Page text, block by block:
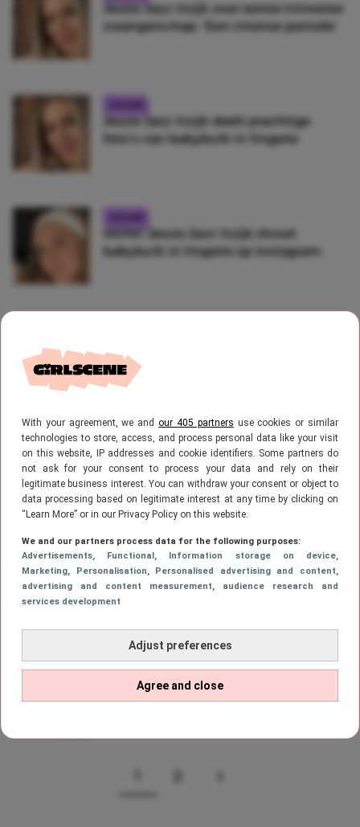
With your agreement, we andour 405 partners use cookies or similar
technologies to store, access, and process personal data like your visit
on this website, IP addresses and cookie identifiers. Some partners do
not ask for your consent to process your data and rely on their
legitimate business interest. You can withdraw your consent or object to
data processing based on legitimate interest at any time by clicking on
“Learn More” or in our Privacy Policy on this website.
We and our partners process data for the following purposes:
Advertisements, Functional , Information storage on device,
Marketing, Personalisation, Personalised advertising and content,
advertising and content measurement, audience research and
services development
Adjust preferences
Agree and close
Jessie Jazz Vuijk over eerste trimester
zwangerschap: ‘Een intense periode’
Jessie Jazz Vuijk deelt prachtige
foto’s van babybuik in lingerie
WOW! Jessie Jazz Vuijk showt
babybuik in lingerie op Instagram
huis van Jessie Jazz Vuijk op Ibiza
CELEBS
Zien! Zwangere Jessie Jazz Vuijk laat
met trots haar babybuik zien
CELEBS
Jessie Jazz en Kaj Gorgels in
verwachting van eerste kindje
CELEBS
Jessie Jazz Vuijk openhartig in
podcast: ‘Ik ben een alcoholist’
PagePAGE